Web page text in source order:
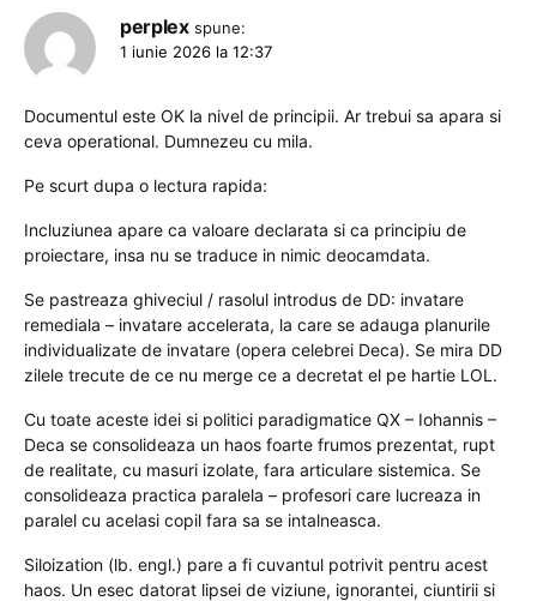
perplex spune:
1 iunie 2026 la 12:37
Documentul este OK la nivel de principii. Ar trebui sa apara si
ceva operational. Dumnezeu cu mila.
Pe scurt dupa o lectura rapida:
Incluziunea apare ca valoare declarata si ca principiu de
proiectare, insa nu se traduce in nimic deocamdata.
Se pastreaza ghiveciul / rasolul introdus de DD: invatare
remediala – invatare accelerata, la care se adauga planurile
individualizate de invatare (opera celebrei Deca). Se mira DD
zilele trecute de ce nu merge ce a decretat el pe hartie LOL.
Cu toate aceste idei si politici paradigmatice QX – Iohannis –
Deca se consolideaza un haos foarte frumos prezentat, rupt
de realitate, cu masuri izolate, fara articulare sistemica. Se
consolideaza practica paralela – profesori care lucreaza in
paralel cu acelasi copil fara sa se intalneasca.
Siloization (lb. engl.) pare a fi cuvantul potrivit pentru acest
haos. Un esec datorat lipsei de viziune, ignorantei, ciuntirii si